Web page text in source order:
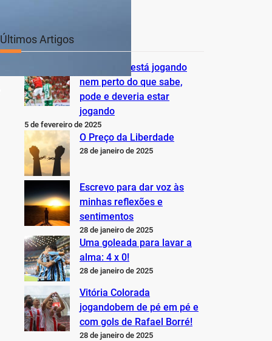
Últimos Artigos
O Inter não está jogando
nem perto do que sabe,
pode e deveria estar
jogando
5 de fevereiro de 2025
O Preço da Liberdade
28 de janeiro de 2025
Escrevo para dar voz às
minhas reflexões e
sentimentos
28 de janeiro de 2025
Uma goleada para lavar a
alma: 4 x 0!
28 de janeiro de 2025
Vitória Colorada
jogandobem de pé em pé e
com gols de Rafael Borré!
28 de janeiro de 2025